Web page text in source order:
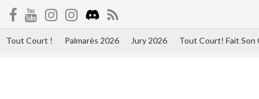
Tout Court ! Palmarès 2026 Jury 2026 Tout Court! Fait Son